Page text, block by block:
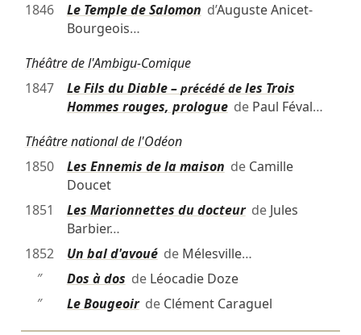
1846
Le Temple de Salomon d’Auguste Anicet-
Bourgeois…
Théâtre de l'Ambigu-Comique
1847
Le Fils du Diable – précédé deles Trois
Hommes rouges, prologuede Paul Féval…
Théâtre national de l'Odéon
1850
Les Ennemis de la maison de Camille
Doucet
1851
Les Marionnettes du docteurde Jules
Barbier…
1852
Un bal d'avouéde Mélesville…
″
Dos à dos de Léocadie Doze
″
Le Bougeoirde Clément Caraguel